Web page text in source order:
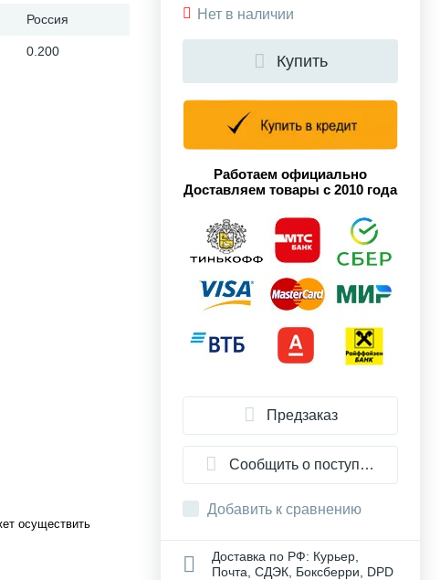
Россия
0.200
осуществить
Нет в наличии
Купить
Работаем официально
Доставляем товары с 2010 года
Предзаказ
Сообщить о поступлении
Добавить к сравнению
Доставка по РФ: Курьер,
Почта, СДЭК, Боксберри, DPD